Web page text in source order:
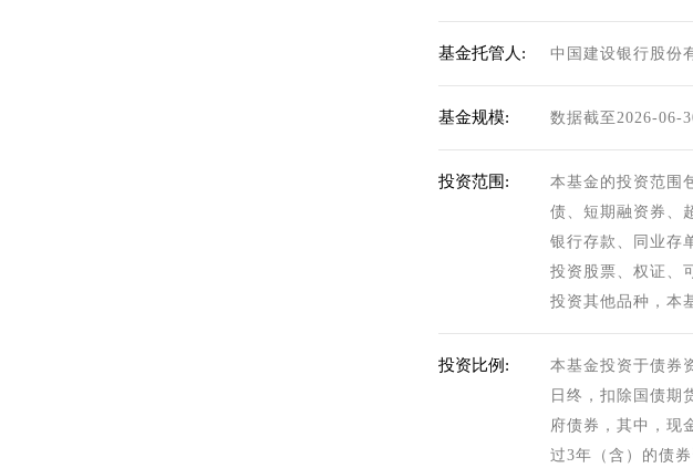
基金托管人: 中国建设银行股份
基金规模: 数据截至2026-06-
投资范围:
本基金的投资范围
债、短期融资券、
银行存款、同业存
投资股票、权证、
投资其他品种，本
投资比例:
本基金投资于债券
日终，扣除国债期
府债券，其中，现
过3年（含）的债